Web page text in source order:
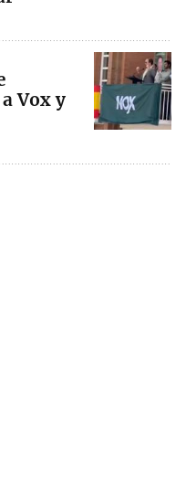
Vox y